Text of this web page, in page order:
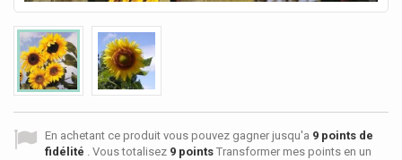
En achetant ce produit vous pouvez gagner jusqu'a 9 points de
fidélité . Vous totalisez 9 points Transformer mes points en un